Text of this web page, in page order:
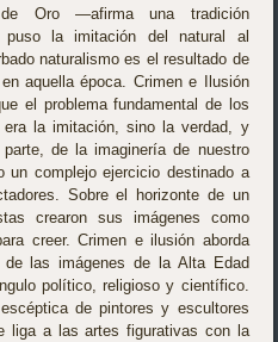
Oro —afirma una tradición
puso la imitación del natural al
naturalismo es el resultado de
aquella época. Crimen e Ilusión
el problema fundamental de los
la imitación, sino la verdad, y
de la imaginería de nuestro
un complejo ejercicio destinado a
Sobre el horizonte de un
crearon sus imágenes como
creer. Crimen e ilusión aborda
las imágenes de la Alta Edad
político, religioso y científico.
de pintores y escultores
liga a las artes figurativas con la